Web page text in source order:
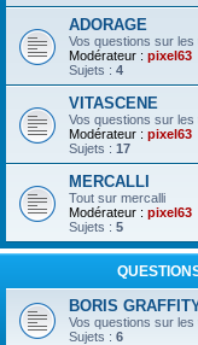
ADORAGE
Vos questions sur les
Modérateur : pixel63
Sujets : 4
VITASCENE
Vos questions sur
Modérateur : pixel63
Sujets : 17
MERCALLI
Tout sur mercalli
Modérateur : pixel63
Sujets : 5
BORIS
Vos questions sur
Sujets : 6